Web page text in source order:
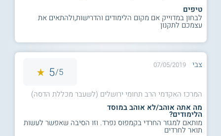
טיפים
לבחון במדוייק אם מקום הלימודים והדרישות,ולהתאים את
עצמכם לתקנון
צבי 07/05/2019
5/
5
המרכז האקדמי הרב תחומי ירושלים (לשעבר מכללת הדסה)
מה אתה אוהב/לא אוהב במוסד
הלימודים?
מותאם למגזר החרדי בקמפוס נפרד. וזו הסיבה שאפשר לעשות
תואר לחרדים